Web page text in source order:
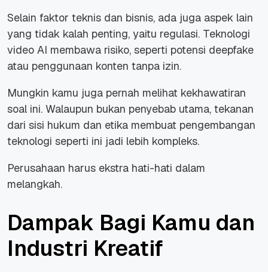
Selain faktor teknis dan bisnis, ada juga aspek lain
yang tidak kalah penting, yaitu regulasi. Teknologi
video AI membawa risiko, seperti potensi deepfake
atau penggunaan konten tanpa izin.
Mungkin kamu juga pernah melihat kekhawatiran
soal ini. Walaupun bukan penyebab utama, tekanan
dari sisi hukum dan etika membuat pengembangan
teknologi seperti ini jadi lebih kompleks.
Perusahaan harus ekstra hati-hati dalam
melangkah.
Dampak Bagi Kamu dan
Industri Kreatif